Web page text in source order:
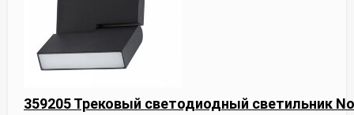
359205 Трековый светодиодный светильник